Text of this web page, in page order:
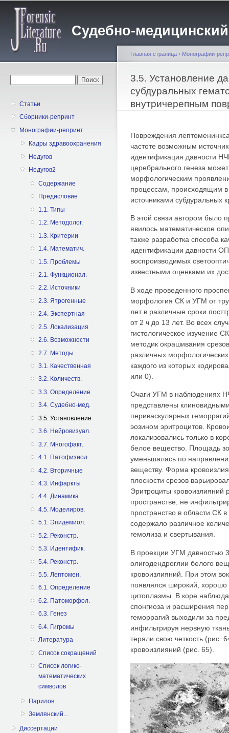
Судебно-
Статьи
Сборники-репринт
Монографии-репринт
Кадры здравоохранения
Недугов
Недугов2
Содержание
Предисловие
1.1. Типы
1.2. Методолог.
1.3. Критерии
1.4. Математич.
1.5. Проблемы
2.1. Функционал.
2.2. Источники
2.3. Ятрогенные
2.4. Экспертная
2.5. Локализация
2.6. Возможности
2.7. Методы
3.1. Качественная
3.2. Количеств.
3.3. Определение
3.4. Судебно-мед.
3.5. Установление
3.6. Нейровизуал.
3.7. Многофакт.
4.1. Патофизиол.
4.2. Вторичные
4.3. Инфаркты
4.4. Динамика
4.5. Mоделиров.
5.1. Эпидемиол.
5.2. Реконстр.
5.3. Идентифик.
5.4. Реконстр.
5.5. Лептомен.
6.1. Определение
6.2. Патоморфол.
6.3. Генез
6.4. Гигромы
Литература
Список сокращений
Список логико-
математических
символов
Парилов
Землянский...
Диссертации
Вы здесь
Главная страница › Монографии-
3.5. Установление
субдуральных
внутричерепным
Повреждения
частоте возможным
идентификация давности
церебрального генеза
морфологическим
процессам, происходящим
источниками субдуральных
В этой связи автором было
явилось математическое
также разработка способа
идентификации давности
воспроизводимых
известными оценками их
В ходе проведенного
морфология СК и УГМ от
лет в различные сроки
от 2 ч до 13 лет. Во всех
гистологическое изучение
методик окрашивания
различных
каждого из которых
или 0).
Очаги УГМ в наблюдениях
представлены
периваскулярных
эозином эритроцитов.
локализовались только в
белое вещество. Площадь
уменьшалась по
веществу. Форма
плоскости срезов
Эритроциты кровоизлияний
пространстве, не
пространство в области СК
содержало различное
гемолиза и свертывания.
В проекции УГМ давностью
олигодендроглии белого
кровоизлияний. При этом
появлялся широкий,
цитоплазмы. В коре
спонгиоза и расширения
геморрагий выходили за
инфильтрируя нервную
теряли свою четкость (рис.
кровоизлияний (рис. 65).